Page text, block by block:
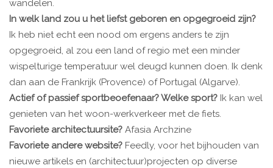
wandelen.
In welk land zou u het liefst geboren en opgegroeid zijn?
Ik heb niet echt een nood om ergens anders te zijn
opgegroeid, al zou een land of regio met een minder
wispelturige temperatuur wel deugd kunnen doen. Ik denk
dan aan de Frankrijk (Provence) of Portugal (Algarve).
Actief of passief sportbeoefenaar? Welke sport? Ik kan wel
genieten van het woon-werkverkeer met de fiets.
Favoriete architectuursite? Afasia Archzine
Favoriete andere website? Feedly, voor het bijhouden van
nieuwe artikels en (architectuur)projecten op diverse